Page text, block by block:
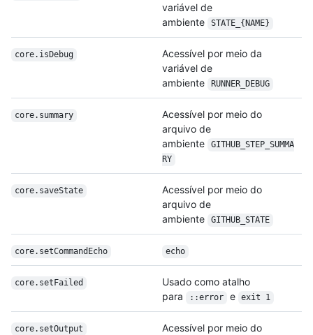
variável de
ambiente
STATE_{NAME}
core.isDebug
Acessível por meio da
variável de
ambiente
RUNNER_DEBUG
core.summary
Acessível por meio do
arquivo de
ambiente
GITHUB_STEP_SUMMA
RY
core.saveState
Acessível por meio do
arquivo de
ambiente
GITHUB_STATE
core.setCommandEcho echo
core.setFailed
Usado como atalho
para
::error e exit 1
core.setOutput
Acessível por meio do